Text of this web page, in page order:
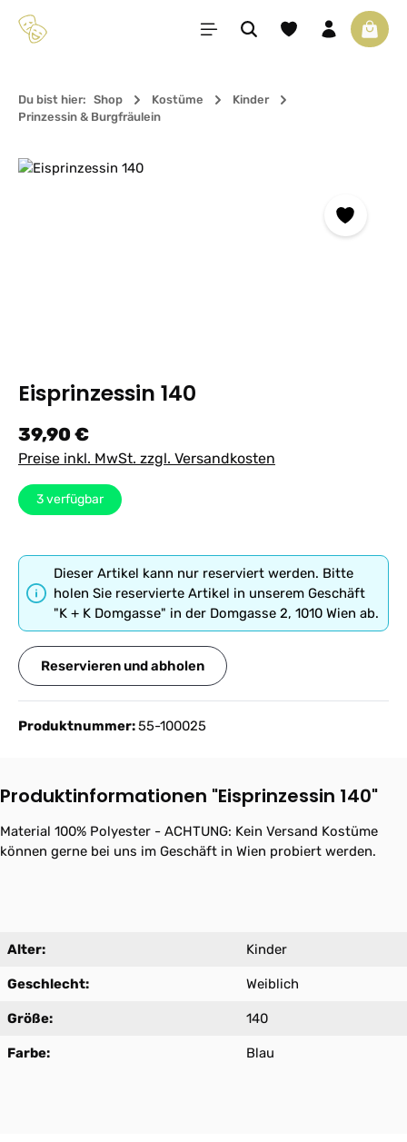
Zum Hauptinhalt springen Du hast 0 Produkte
Du bist hier: Shop Kostüme
Kinder
Prinzessin & Burgfräulein
Bildergalerie überspringen
Eisprinzessin 140
Regulärer Preis:
39,90 €
Preise inkl. MwSt. zzgl. Versandkosten
3verfügbar
Dieser Artikel kann nur reserviert werden. Bitte
holen Sie reservierte Artikel in unserem Geschäft
"K + K Domgasse" in der Domgasse 2, 1010 Wien ab.
Reservieren und abholen
Produktnummer:55-100025
Produktinformationen "Eisprinzessin 140"
Material 100% Polyester - ACHTUNG: Kein Versand Kostüme
können gerne bei uns im Geschäft in Wien probiert werden.
Alter: Kinder
Geschlecht: Weiblich
Größe: 140
Farbe: Blau